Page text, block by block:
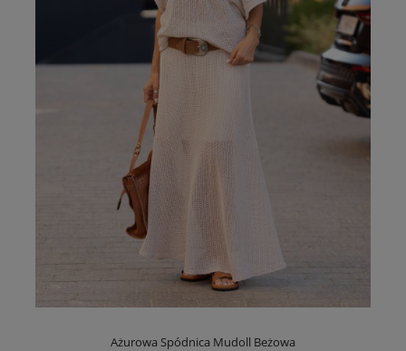
Ażurowa Spódnica Mudoll Beżowa